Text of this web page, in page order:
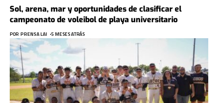
Sol, arena, mar y oportunidades de clasificar el
campeonato de voleibol de playa universitario
POR PRENSA LAI 5 MESES ATRÁS